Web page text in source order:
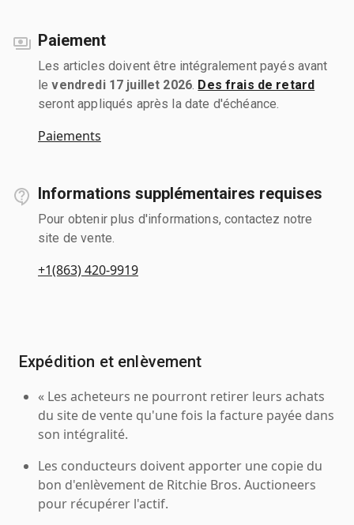
Paiement
Les articles doivent être intégralement payés avant
levendredi 17 juillet 2026 Des frais de retard
seront appliqués après la date d'échéance.
Paiements
Informations supplémentaires requises
Pour obtenir plus d'informations, contactez notre
site de vente.
+1(863) 420-9919
Expédition et enlèvement
« Les acheteurs ne pourront retirer leurs achats
du site de vente qu'une fois la facture payée dans
son intégralité.
Les conducteurs doivent apporter une copie du
bon d'enlèvement de Ritchie Bros. Auctioneers
pour récupérer l'actif.